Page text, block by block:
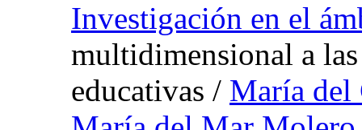
Investigación en el
multidimensional a
educativas / María del